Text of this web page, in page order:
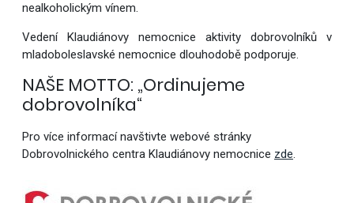
nealkoholickým vínem.
Vedení Klaudiánovy nemocnice aktivity dobrovolníků v
mladoboleslavské nemocnice dlouhodobě podporuje.
NAŠE MOTTO: „Ordinujeme
dobrovolníka“
Pro více informací navštivte webové stránky
Dobrovolnického centra Klaudiánovy nemocnice zde.